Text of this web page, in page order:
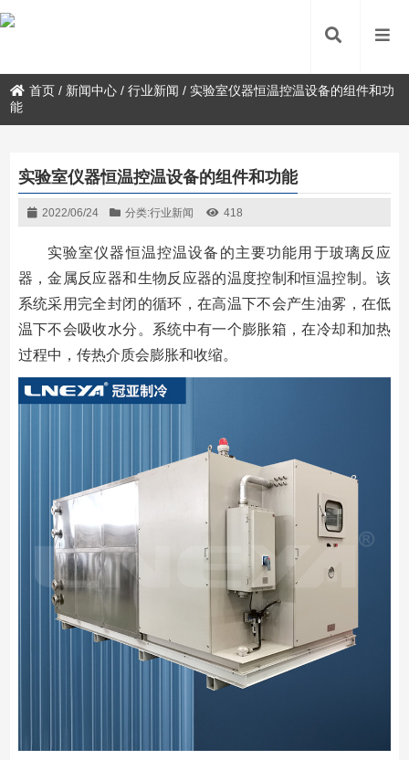
首页 / 新闻中心 /行业新闻 / 实验室仪器恒温控温设备的组件和功
能
实验室仪器恒温控温设备的组件和功能
2022/06/24 分类:行业新闻 418
实验室仪器恒温控温设备的主要功能用于玻璃反应
器，金属反应器和生物反应器的温度控制和恒温控制。该
系统采用完全封闭的循环，在高温下不会产生油雾，在低
温下不会吸收水分。系统中有一个膨胀箱，在冷却和加热
过程中，传热介质会膨胀和收缩。